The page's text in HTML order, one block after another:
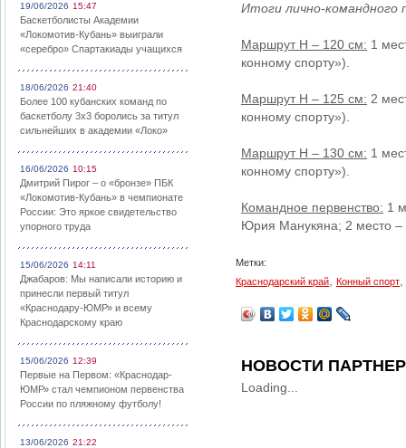
19/06/2026 15:47
Баскетболисты Академии
«Локомотив-Кубань» выиграли
«серебро» Спартакиады учащихся
18/06/2026 21:40
Более 100 кубанских команд по
баскетболу 3х3 боролись за титул
сильнейших в академии «Локо»
16/06/2026 10:15
Дмитрий Пирог – о «бронзе» ПБК
«Локомотив-Кубань» в чемпионате
России: Это яркое свидетельство
упорного труда
15/06/2026 14:11
Джабаров: Мы написали историю и
принесли первый титул
«Краснодару-ЮМР» и всему
Краснодарскому краю
15/06/2026 12:39
Первые на Первом: «Краснодар-
ЮМР» стал чемпионом первенства
России по пляжному футболу!
13/06/2026 21:22
Итоги лично-командного
Маршрут Н – 120 см: 1
конному спорту»).
Маршрут Н – 125 см: 2
конному спорту»).
Маршрут Н – 130 см: 1
конному спорту»).
Командное первенство: 1
Юрия Манукяна; 2 место –
Метки:
Краснодарский край
Конный спорт
НОВОСТИ
Loading...